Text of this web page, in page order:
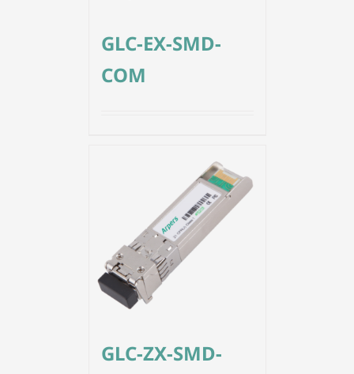
GLC-EX-SMD-
COM
GLC-ZX-SMD-